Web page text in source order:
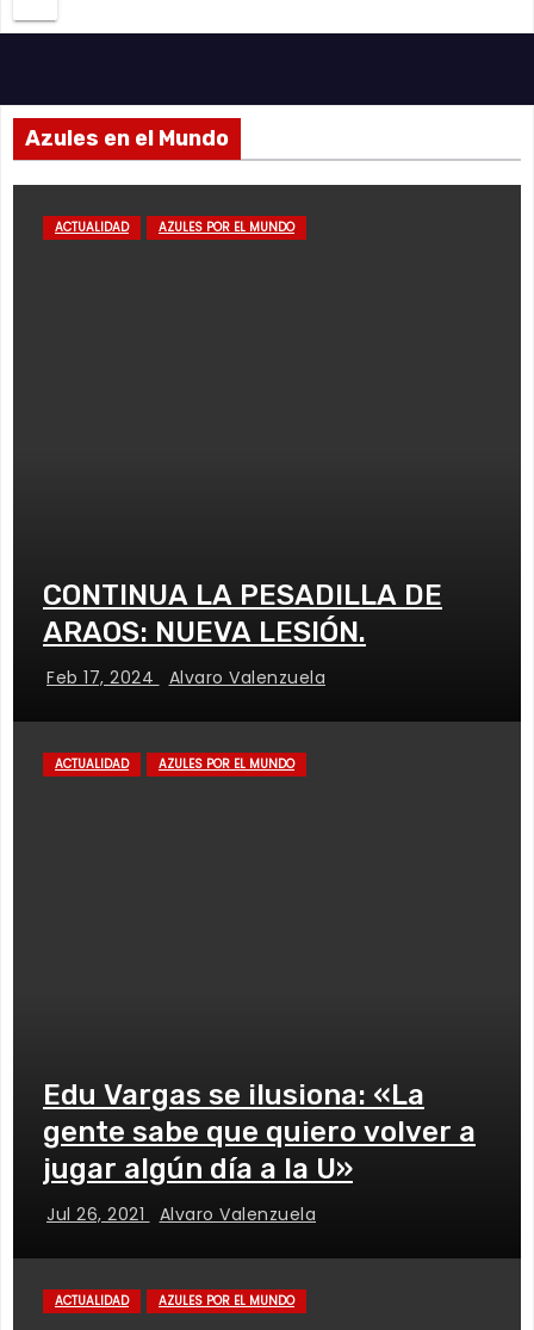
Azules en el Mundo
ACTUALIDAD AZULES POR EL MUNDO
CONTINUA LA PESADILLA DE
ARAOS: NUEVA LESIÓN.
Feb 17, 2024 Alvaro Valenzuela
ACTUALIDAD AZULES POR EL MUNDO
Edu Vargas se ilusiona: «La
gente sabe que quiero volver a
jugar algún día a la U»
Jul 26, 2021 Alvaro Valenzuela
ACTUALIDAD AZULES POR EL MUNDO